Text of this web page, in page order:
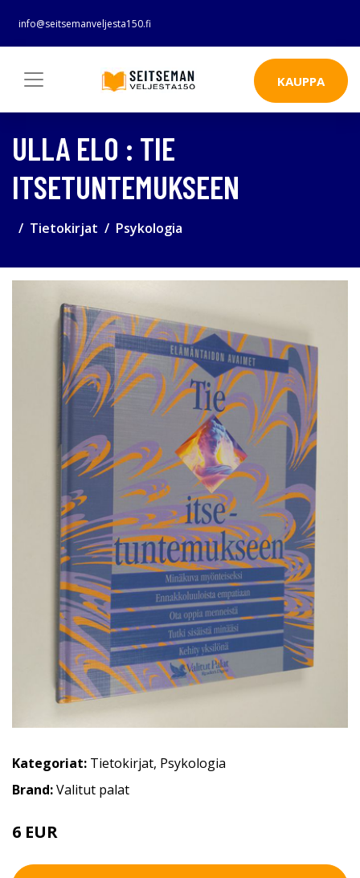
info@seitsemanveljesta150.fi
KAUPPA
ULLA ELO : TIE
ITSETUNTEMUKSEEN
Tietokirjat Psykologia
Kategoriat: Tietokirjat, Psykologia
Brand:Valitut palat
6 EUR